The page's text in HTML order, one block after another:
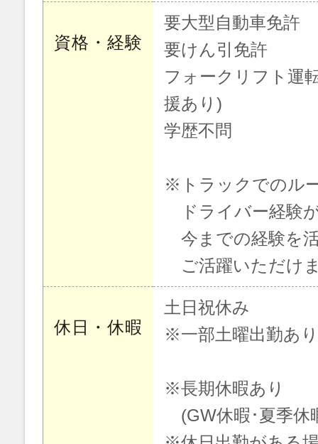
資格・経験
要大型自動車免許
要けん引免許
フォークリフト運
援あり)
学歴不問
※トラックでのル
ドライバー経験
今までの経験を
ご活躍いただけ
休日・休暇
土日祝休み
※一部土曜出勤あり
※長期休暇あり
(GW休暇･夏季休